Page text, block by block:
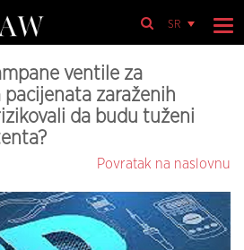
SR
ventile za
zaraženih
da budu tuženi
Povratak na naslovnu